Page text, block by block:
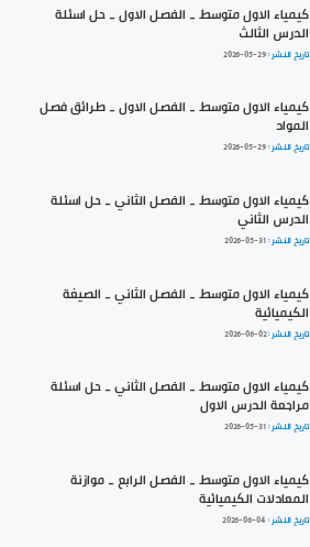
كيمياء الاول متوسط _ الفصل الاول _ حل اسئلة
الدرس الثالث
تاريخ النشر :2026-05-29
كيمياء الاول متوسط _ الفصل الاول _ طرائق فصل
المواد
تاريخ النشر :2026-05-29
كيمياء الاول متوسط _ الفصل الثاني _ حل اسئلة
الدرس الثاني
تاريخ النشر :2026-05-31
كيمياء الاول متوسط _ الفصل الثاني _ الصيغة
الكيميائية
تاريخ النشر :2026-06-02
كيمياء الاول متوسط _ الفصل الثاني _ حل اسئلة
مراجعة الدرس الاول
تاريخ النشر :2026-05-31
كيمياء الاول متوسط _ الفصل الرابع _ موازنة
المعادلات الكيميائية
تاريخ النشر : 2026-06-04